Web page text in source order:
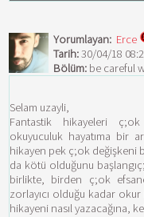
Yorumlayan: Erce
Tarih:30/04/18
Bölüm: be careful
Selam uzayli,
Fantastik hikayeleri
okuyuculuk hayatıma bir
hikayen pek ç;ok değişkeni
da kötü olduğunu
birlikte, birden ç;ok
zorlayıcı olduğu kadar
hikayeni nasıl yazacağına,